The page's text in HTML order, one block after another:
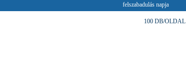
felszabadulás napja
100 DB/OLDAL